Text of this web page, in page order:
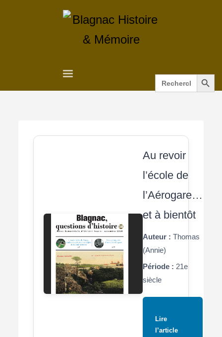
Search
for:
Search Button
Au revoir
l’école de
l’Aérogare…
et à bientôt
Auteur : Thomas
(Annie)
Période : 21e
siècle
Lire
l’article